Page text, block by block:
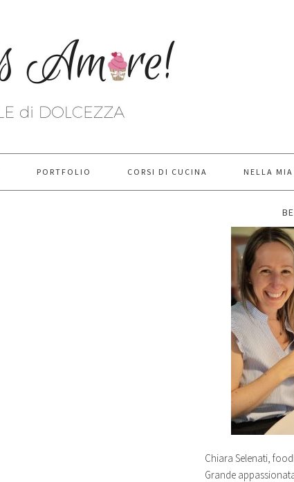
PORTFOLIO CORSI DI CUCINA NELLA
Chiara Selenati,
Grande